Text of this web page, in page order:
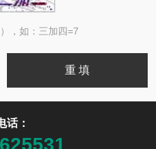
，如：三加四=7
话：